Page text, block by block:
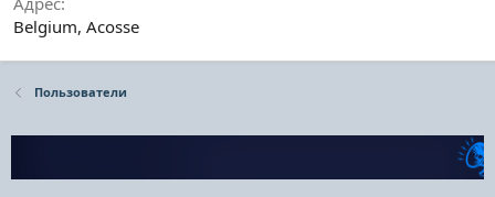
Belgium, Acosse
Пользователи